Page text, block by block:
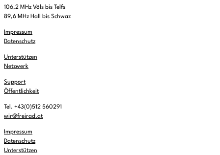
106,2 MHz Völs bis Telfs
89,6 MHz Hall bis Schwaz
Impressum
Datenschutz
Unterstützen
Netzwerk
Support
Öffentlichkeit
Tel. +43(0)512 560291
wir@freirad.at
Impressum
Datenschutz
Unterstützen